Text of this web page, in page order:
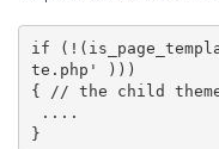
if
te.php' )))
{ // the child